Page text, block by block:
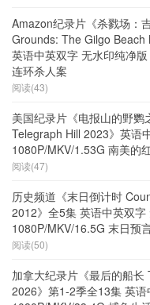
Amazon纪录片《杀戮场：
Grounds: The Gilgo
英语中英双字 无水印纯净
连环杀人案
阅读(43)
美国纪录片《电报山的野
Telegraph Hill 2023》英语
1080P/MKV/1.53G 南美的
阅读(47)
历史频道《末日倒计时
2012》全5集 英语中英双字
1080P/MKV/16.5G 末日预
阅读(50)
加拿大纪录片《最后的船
2026》第1-2季全13集 英